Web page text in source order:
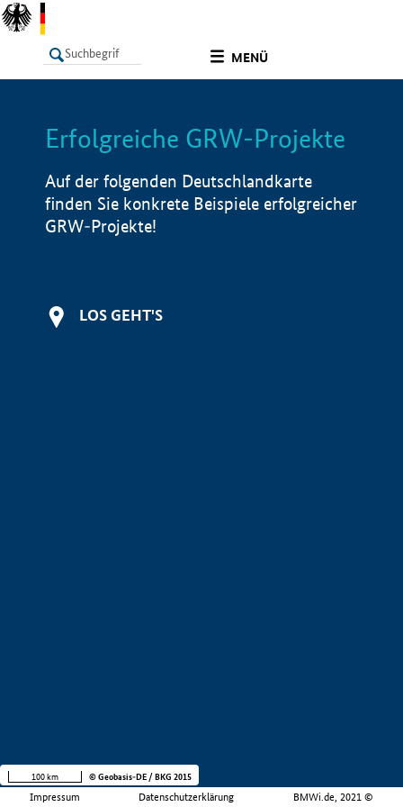
MENÜ
LISTE Info
Erfolgreiche GRW-Projekte
Auf der folgenden Deutschlandkarte
finden Sie konkrete Beispiele erfolgreicher
GRW-Projekte!
LOS GEHT'S
Impressum Datenschutzerklärung BMWi.de, 2021 ©
100 km © Geobasis-DE / BKG 2015